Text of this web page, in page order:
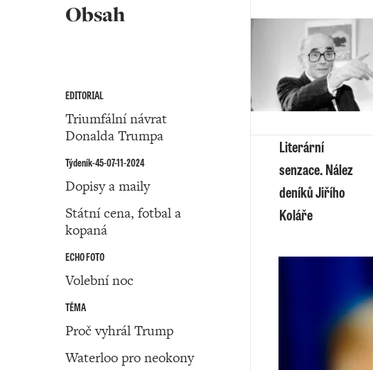
Obsah
EDITORIAL
Triumfální návrat
Donalda Trumpa
Týdeník-45-07-11-2024
Dopisy a maily
Státní cena, fotbal a
kopaná
ECHO FOTO
Volební noc
TÉMA
Proč vyhrál Trump
Waterloo pro neokony
Literární
senzace. Nález
deníků Jiřího
Koláře